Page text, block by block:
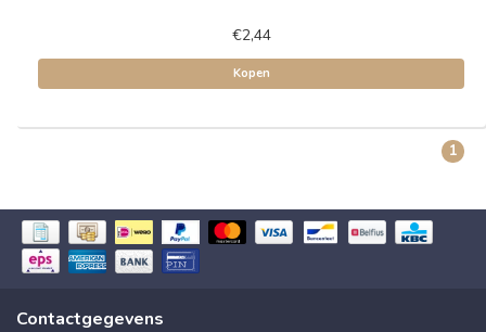
€2,44
Kopen
1
Contactgegevens